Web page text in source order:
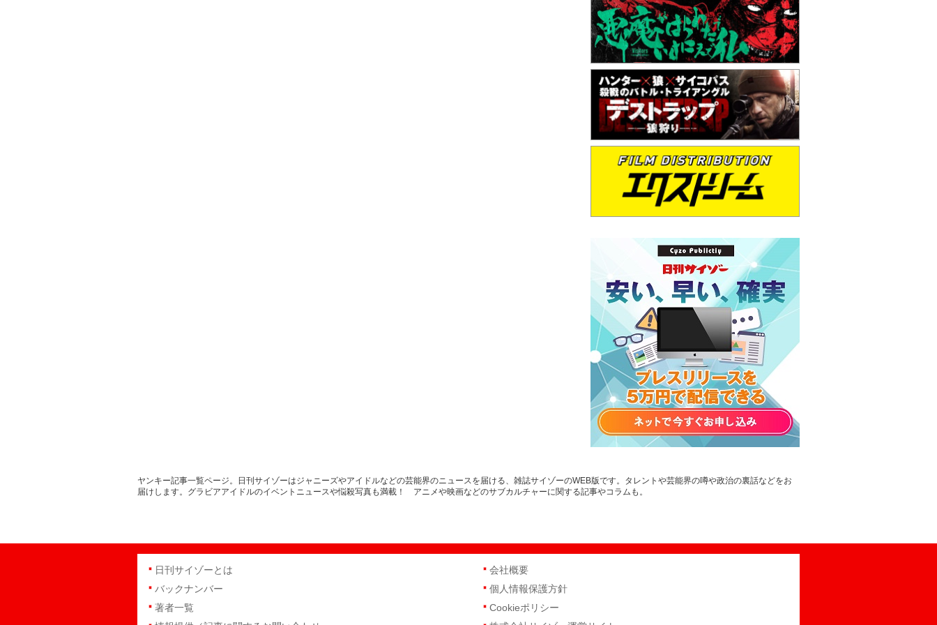
ヤンキー記事一覧ページ。日刊サイゾーはジャニーズやアイドルなどの芸能界のニュースを届ける、雑誌サイゾーのWEB版です。タレントや芸能界の噂や政治の裏話などをお
届けします。グラビアアイドルのイベントニュースや悩殺写真も満載！ アニメや映画などのサブカルチャーに関する記事やコラムも。
日刊サイゾーとは
バックナンバー
著者一覧
会社概要
個人情報保護方針
Cookieポリシー